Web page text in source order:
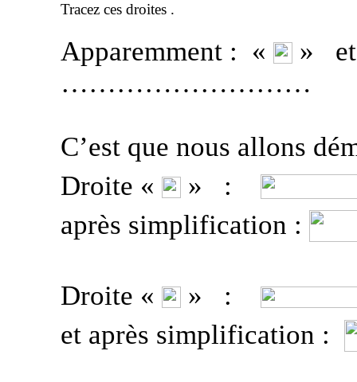
Tracez cesdroites .
Apparemment : « »
et
………………………
C’est que nous allons
Droite «
»
:
après simplification :
Droite « »
:
et après simplification :